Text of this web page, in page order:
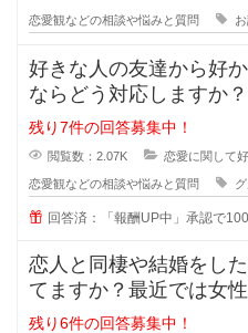
恋愛観などの相談や悩みと質問
好きな人の友達から好
ならどう対応しますか
階で、2人だとまだぎこ
残り7件の回答募集中！
閲覧数：2.07K 恋愛に関して
恋愛観などの相談や悩みと質問
回答済：「報酬UP中」承認で
恋人と同棲や結婚をし
てますか？最近では女
やろうみたいな風潮があ
残り6件の回答募集中！